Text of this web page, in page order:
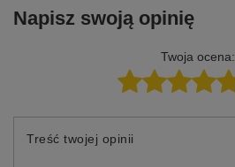
Napisz swoją opinię
Twoja ocena:
Treść twojej opinii